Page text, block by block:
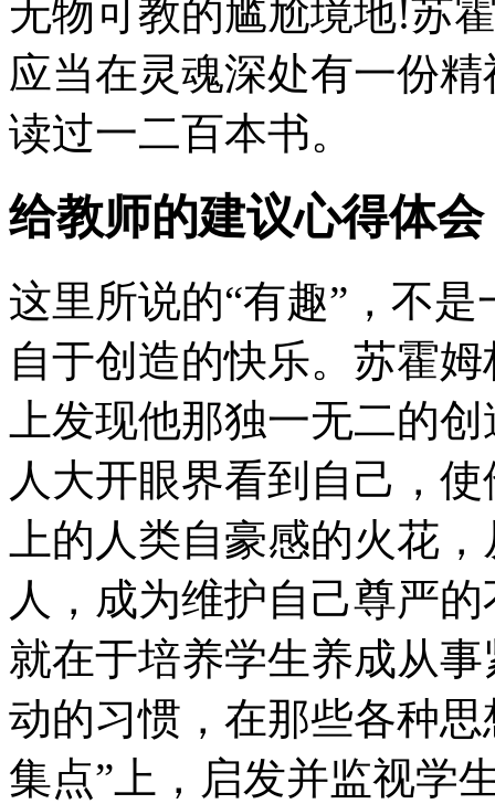
无物可教的尴尬境地!苏
应当在灵魂深处有一份
读过一二百本书。
给教师的建议心得体
这里所说的“有趣”，不
自于创造的快乐。苏霍
上发现他那独一无二的
人大开眼界看到自己，
上的人类自豪感的火花
人，成为维护自己尊严
就在于培养学生养成从
动的习惯，在那些各种
集点”上，启发并监视学